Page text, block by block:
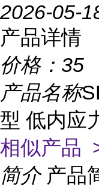
2026-05-
产品详情
价格： 35
产品名称
型 低内应
相似产品
简介 产品